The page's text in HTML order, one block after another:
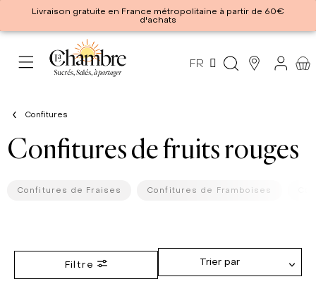
Livraison gratuite en France métropolitaine à partir de 60€
d'achats
FR
Confitures
Confitures de fruits rouges
Confitures de Fraises Confitures de Framboises
Filtre Trier par